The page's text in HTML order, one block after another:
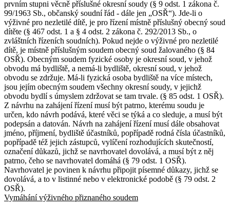
prvním stupni věcně příslušné okresní soudy (§ 9 odst. 1 zákona č.
99/1963 Sb., občanský soudní řád - dále jen „OSŘ“). Jde-li o
výživné pro nezletilé dítě, je pro řízení místně příslušný obecný soud
dítěte (§ 467 odst. 1 a § 4 odst. 2 zákona č. 292/2013 Sb., o
zvláštních řízeních soudních). Pokud nejde o výživné pro nezletilé
dítě, je místně příslušným soudem obecný soud žalovaného (§ 84
OSŘ). Obecným soudem fyzické osoby je okresní soud, v jehož
obvodu má bydliště, a nemá-li bydliště, okresní soud, v jehož
obvodu se zdržuje. Má-li fyzická osoba bydliště na více místech,
jsou jejím obecným soudem všechny okresní soudy, v jejichž
obvodu bydlí s úmyslem zdržovat se tam trvale. (§ 85 odst. 1 OSŘ).
Z návrhu na zahájení řízení musí být patrno, kterému soudu je
určen, kdo návrh podává, které věci se týká a co sleduje, a musí být
podepsán a datován. Návrh na zahájení řízení musí dále obsahovat
jméno, příjmení, bydliště účastníků, popřípadě rodná čísla účastníků,
popřípadě též jejich zástupců, vylíčení rozhodujících skutečností,
označení důkazů, jichž se navrhovatel dovolává, a musí být z něj
patrno, čeho se navrhovatel domáhá (§ 79 odst. 1 OSŘ).
Navrhovatel je povinen k návrhu připojit písemné důkazy, jichž se
dovolává, a to v listinné nebo v elektronické podobě (§ 79 odst. 2
OSŘ).
Vymáhání výživného přiznaného soudem